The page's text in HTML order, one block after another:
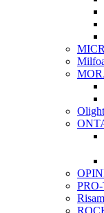
Olight
Risam